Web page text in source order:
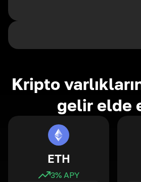
Kripto
gelir elde
ETH
3% APY